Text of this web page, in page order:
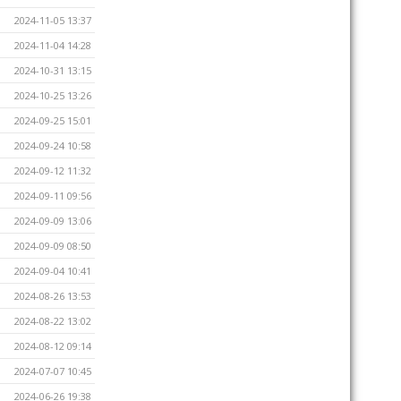
2024-11-05 13:37
2024-11-04 14:28
2024-10-31 13:15
2024-10-25 13:26
2024-09-25 15:01
2024-09-24 10:58
2024-09-12 11:32
2024-09-11 09:56
2024-09-09 13:06
2024-09-09 08:50
2024-09-04 10:41
2024-08-26 13:53
2024-08-22 13:02
2024-08-12 09:14
2024-07-07 10:45
2024-06-26 19:38